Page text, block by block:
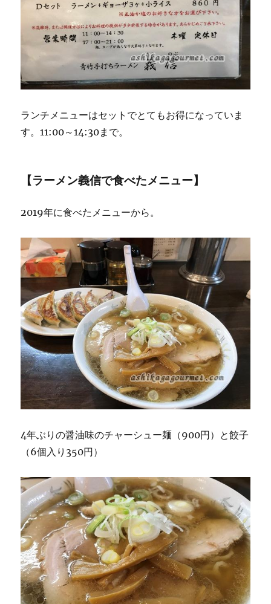
ランチメニューはセットでとてもお得になっていま
す。11:00～14:30まで。
【ラーメン義信で食べたメニュー】
2019年に食べたメニューから。
4年ぶりの醤油味のチャーシュー麺（900円）と餃子
（6個入り350円）